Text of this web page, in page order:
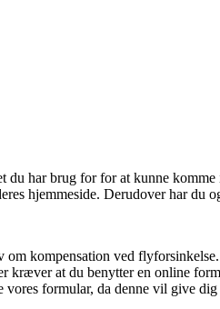
har brug for for at kunne
hjemmeside. Derudover har du
kompensation ved
at du benytter en online
formular, da denne vil give